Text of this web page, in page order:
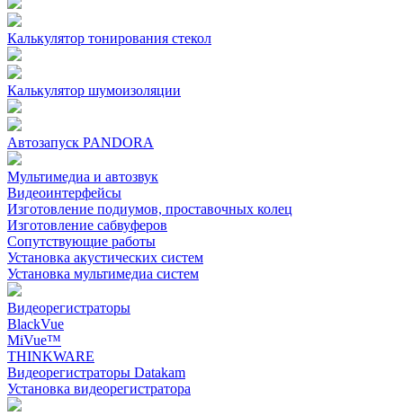
Калькулятор тонирования стекол
Калькулятор шумоизоляции
Автозапуск PANDORA
Мультимедиа и автозвук
Видеоинтерфейсы
Изготовление подиумов, проставочных колец
Изготовление сабвуферов
Сопутствующие работы
Установка акустических систем
Установка мультимедиа систем
Видеорегистраторы
BlackVue
MiVue™
THINKWARE
Видеорегистраторы Datakam
Установка видеорегистратора